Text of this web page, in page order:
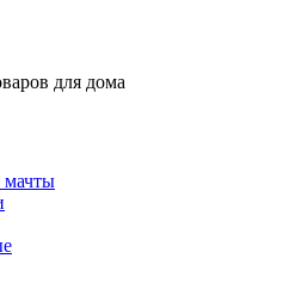
для дома
мачты